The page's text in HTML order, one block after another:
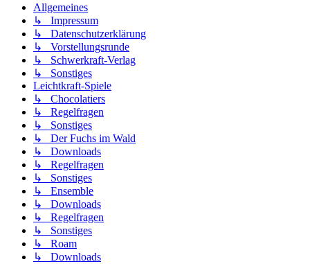
Allgemeines
↳ Impressum
↳ Datenschutzerklärung
↳ Vorstellungsrunde
↳ Schwerkraft-Verlag
↳ Sonstiges
Leichtkraft-Spiele
↳ Chocolatiers
↳ Regelfragen
↳ Sonstiges
↳ Der Fuchs im Wald
↳ Downloads
↳ Regelfragen
↳ Sonstiges
↳ Ensemble
↳ Downloads
↳ Regelfragen
↳ Sonstiges
↳ Roam
↳ Downloads